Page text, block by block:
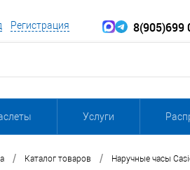
Регистрация 8(905)699
Услуги
/ Каталог товаров / Наручные часы